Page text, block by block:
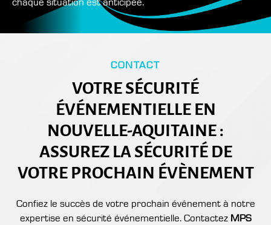
CONTACT
VOTRE SÉCURITÉ
ÉVÉNEMENTIELLE EN
NOUVELLE-AQUITAINE :
ASSUREZ LA SÉCURITÉ DE
VOTRE PROCHAIN ÉVÈNEMENT
Confiez le succès de votre prochain événement à notre
expertise en sécurité événementielle. Contactez MPS